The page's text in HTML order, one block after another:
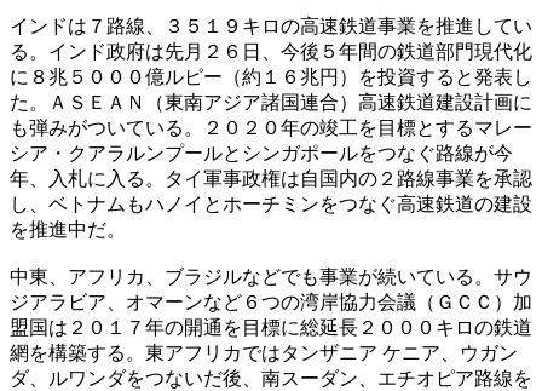
インドは７路線、３５１９キロの高速鉄道事業を推進してい
る。インド政府は先月２６日、今後５年間の鉄道部門現代化
に８兆５０００億ルピー（約１６兆円）を投資すると発表し
た。ＡＳＥＡＮ（東南アジア諸国連合）高速鉄道建設計画に
も弾みがついている。２０２０年の竣工を目標とするマレー
シア・クアラルンプールとシンガポールをつなぐ路線が今
年、入札に入る。タイ軍事政権は自国内の２路線事業を承認
し、ベトナムもハノイとホーチミンをつなぐ高速鉄道の建設
を推進中だ。
中東、アフリカ、ブラジルなどでも事業が続いている。サウ
ジアラビア、オマーンなど６つの湾岸協力会議（ＧＣＣ）加
盟国は２０１７年の開通を目標に総延長２０００キロの鉄道
網を構築する。東アフリカではタンザニア ケニア、ウガン
ダ、ルワンダをつないだ後、南スーダン、エチオピア路線を